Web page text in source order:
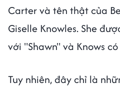
Carter và tên thật của
Giselle Knowles. She
với "Shawn" và Knows
Tuy nhiên, đây chỉ là